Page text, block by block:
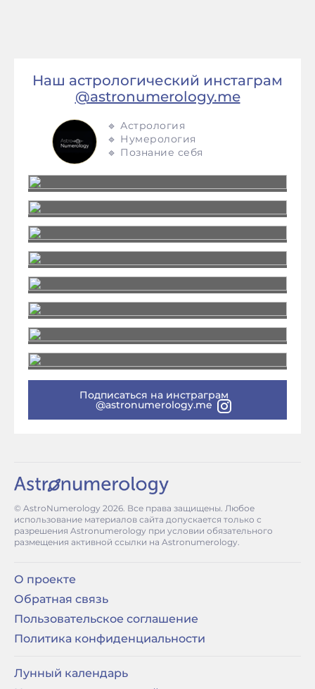
Наш астрологический инстаграм
@astronumerology.me
🔹 Астрология
🔹 Нумерология
🔹 Познание себя
Подписаться на инстраграм
@astronumerology.me
© AstroNumerology 2026. Все права защищены. Любое
использование материалов сайта допускается только с
разрешения Astronumerology при условии обязательного
размещения активной ссылки на Astronumerology.
О проекте
Обратная связь
Пользовательское соглашение
Политика конфиденциальности
Лунный календарь